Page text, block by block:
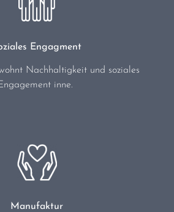
Engagment
Nachhaltigkeit und soziales
inne.
Manufaktur